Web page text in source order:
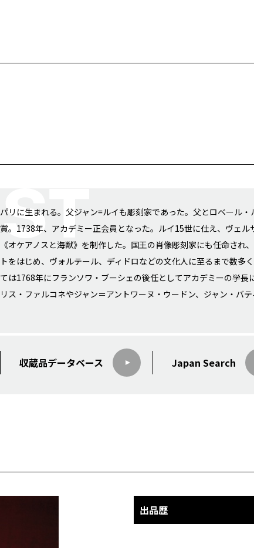
パリに生まれる。父ジャン=ルイも彫刻家であった。父とロベール
賞。1738年、アカデミー正会員となった。ルイ15世に仕え、ヴェ
《オケアノスと海獣》を制作した。国王の肖像彫刻家にも任命され
トをはじめ、ヴォルテール、ディドロなどの文化人に至るまで数多
ては1768年にフランソワ・ブーシェの後任としてアカデミーの学
リス・ファルコネやジャン＝アントワーヌ・ウードン、ジャン・バ
収蔵品データベース Japan Search
出品歴